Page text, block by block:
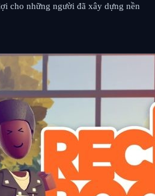
cho những người đã xây dựng nền